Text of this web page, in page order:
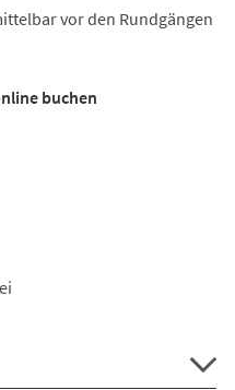
vor den Rundgängen
buchen